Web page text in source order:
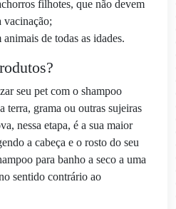
filhotes, que não devem
vacinação;
de todas as idades.
seu pet com o shampoo
terra, grama ou outras sujeiras
nessa etapa, é a sua maior
a cabeça e o rosto do seu
para banho a seco a uma
sentido contrário ao